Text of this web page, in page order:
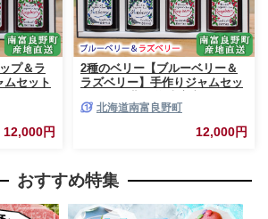
プ＆ラ
ムセット
ズベリ
さい糖 無
分 ビタ
12,000円
2種のベリー【ブルーベリー＆
ラズベリー】手作りジャムセッ
ャム ベリー ブルーベリー ラズ
ベリー ソース カシス 果実 てん
北海道南富良野町
12,000円
おすすめ特集